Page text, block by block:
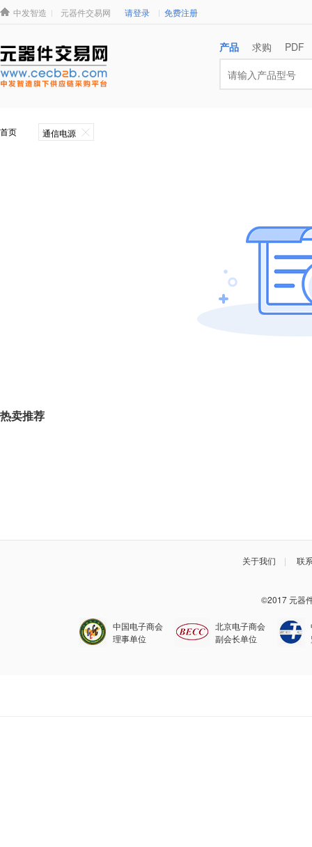
中发智造 元器件交易网 请登录 免费注册
产品 求购 PDF
首页 通信电源
热卖推荐
关于我们 | 联
©2017 元器
中国电子商会
理事单位
北京电子商会
副会长单位